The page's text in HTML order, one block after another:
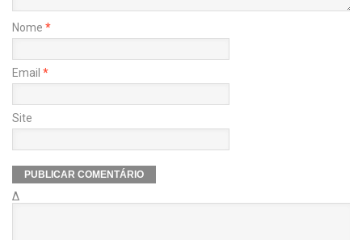
Nome *
Email *
Site
Δ